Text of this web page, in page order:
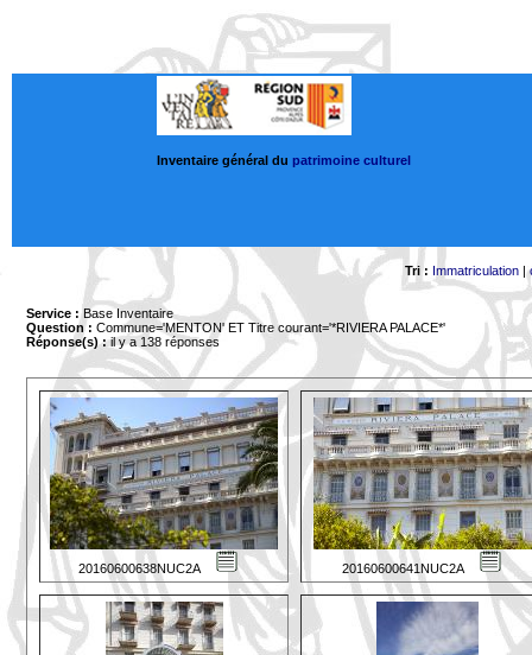
Inventaire général du patrimoine culturel
Tri : Immatriculation|
Service : Base Inventaire
Question : Commune='MENTON' ET Titre courant='*RIVIERA PALACE*'
Réponse(s) :il y a 138 réponses
20160600638NUC2A 20160600641NUC2A